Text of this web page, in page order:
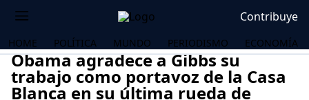
Contribuye
HOME POLÍTICA MUNDO PERIODISMO ECONOMÍA
Obama agradece a Gibbs su
trabajo como portavoz de la Casa
Blanca en su última rueda de